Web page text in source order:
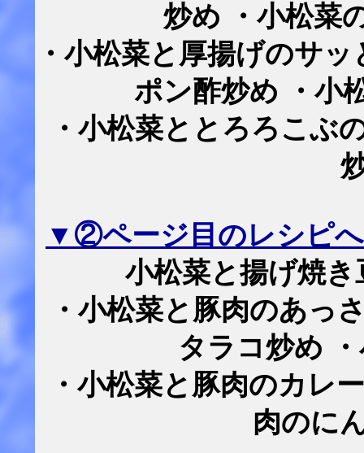
炒め ・小松菜
・小松菜と厚揚げのサ
ポン酢炒め ・小
・小松菜ととろろこぶ
▼②ページ目のレシピへ
小松菜と揚げ焼
・小松菜と豚肉のあっ
タラコ炒め
・小松菜と豚肉のカレ
肉のに